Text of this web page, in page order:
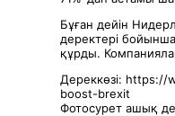
Бұған дейін
деректері
құрды.
Дереккөзі:
boost-brexit
Фотосурет ашық